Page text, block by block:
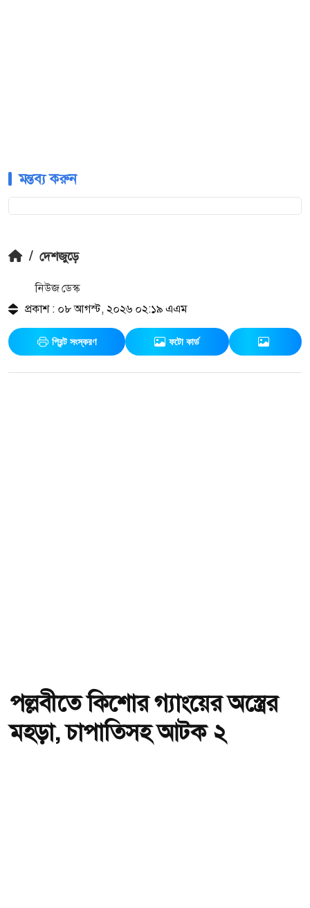
মন্তব্য করুন
/ দেশজুড়ে
নিউজ ডেস্ক
প্রকাশ : ০৮ আগস্ট, ২০২৬ ০২:১৯ এএম
প্রিন্ট সংস্করণ ফটো কার্ড
পল্লবীতে কিশোর গ্যাংয়ের অস্ত্রের
মহড়া, চাপাতিসহ আটক ২